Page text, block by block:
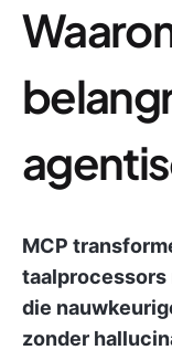
MCP
die
zonder